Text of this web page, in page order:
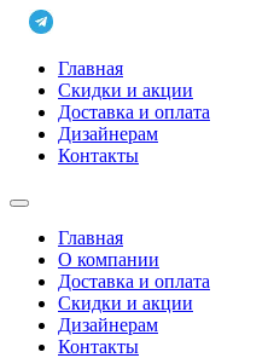
Главная
Скидки и акции
Доставка и оплата
Дизайнерам
Контакты
Главная
О компании
Доставка и оплата
Скидки и акции
Дизайнерам
Контакты